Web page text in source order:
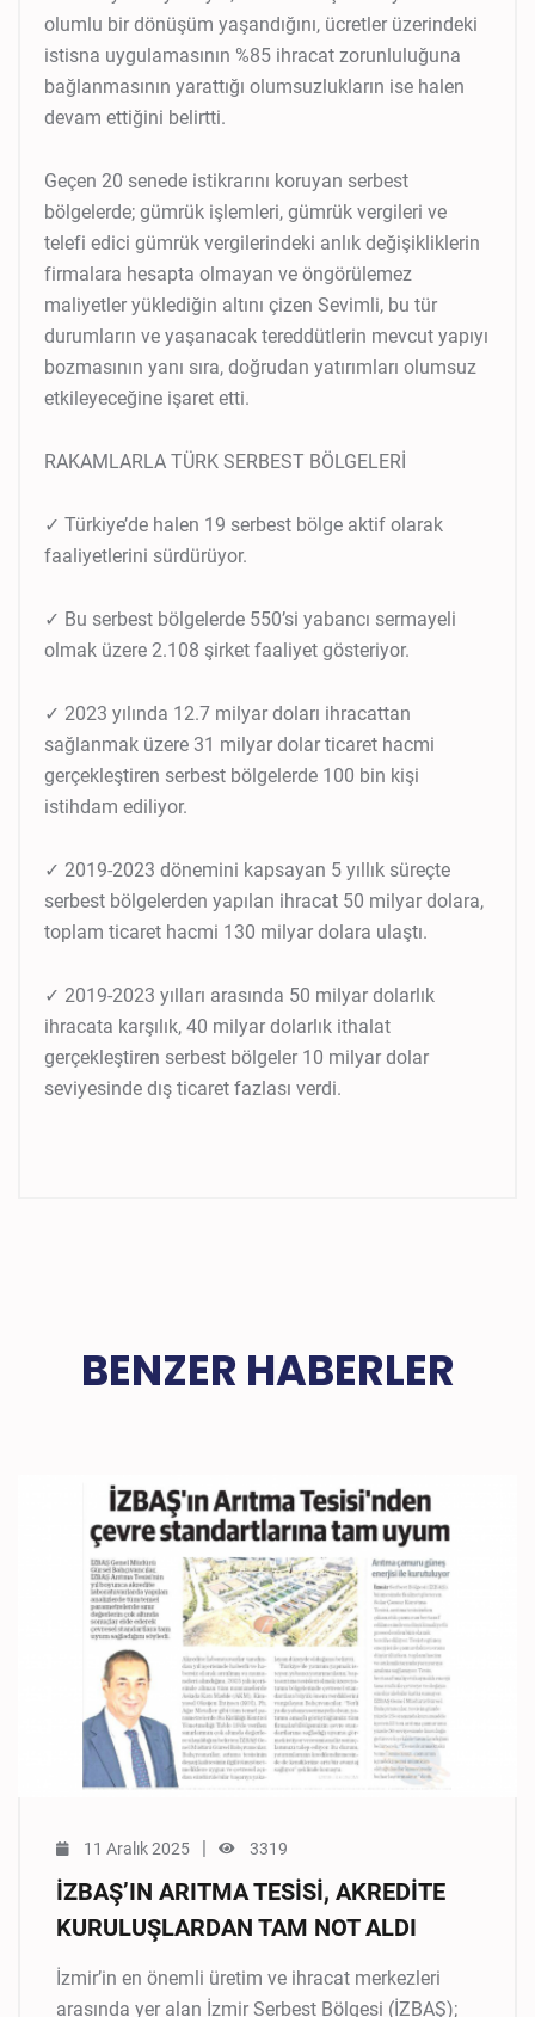
olumlu bir dönüşüm yaşandığını, ücretler üzerindeki
istisna uygulamasının %85 ihracat zorunluluğuna
bağlanmasının yarattığı olumsuzlukların ise halen
devam ettiğini belirtti.
Geçen 20 senede istikrarını koruyan serbest
bölgelerde; gümrük işlemleri, gümrük vergileri ve
telefi edici gümrük vergilerindeki anlık değişikliklerin
firmalara hesapta olmayan ve öngörülemez
maliyetler yüklediğin altını çizen Sevimli, bu tür
durumların ve yaşanacak tereddütlerin mevcut yapıyı
bozmasının yanı sıra, doğrudan yatırımları olumsuz
etkileyeceğine işaret etti.
RAKAMLARLA TÜRK SERBEST BÖLGELERİ
✓ Türkiye’de halen 19 serbest bölge aktif olarak
faaliyetlerini sürdürüyor.
✓ Bu serbest bölgelerde 550’si yabancı sermayeli
olmak üzere 2.108 şirket faaliyet gösteriyor.
✓ 2023 yılında 12.7 milyar doları ihracattan
sağlanmak üzere 31 milyar dolar ticaret hacmi
gerçekleştiren serbest bölgelerde 100 bin kişi
istihdam ediliyor.
✓ 2019-2023 dönemini kapsayan 5 yıllık süreçte
serbest bölgelerden yapılan ihracat 50 milyar dolara,
toplam ticaret hacmi 130 milyar dolara ulaştı.
✓ 2019-2023 yılları arasında 50 milyar dolarlık
ihracata karşılık, 40 milyar dolarlık ithalat
gerçekleştiren serbest bölgeler 10 milyar dolar
seviyesinde dış ticaret fazlası verdi.
BENZER HABERLER
11 Aralık 2025 3319
İZBAŞ’IN ARITMA TESİSİ, AKREDİTE
KURULUŞLARDAN TAM NOT ALDI
İzmir’in en önemli üretim ve ihracat merkezleri
arasında yer alan İzmir Serbest Bölgesi (İZBAŞ);